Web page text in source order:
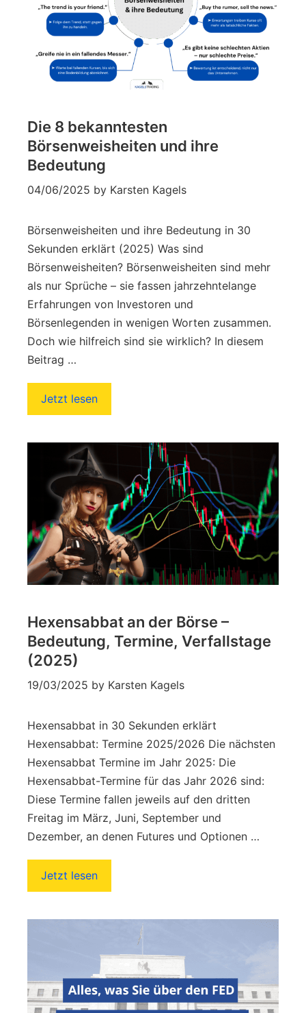
Die 8 bekanntesten
Börsenweisheiten und ihre
Bedeutung
04/06/2025 by Karsten Kagels
Börsenweisheiten und ihre Bedeutung in 30
Sekunden erklärt (2025) Was sind
Börsenweisheiten? Börsenweisheiten sind mehr
als nur Sprüche – sie fassen jahrzehntelange
Erfahrungen von Investoren und
Börsenlegenden in wenigen Worten zusammen.
Doch wie hilfreich sind sie wirklich? In diesem
Beitrag …
Jetzt lesen
Hexensabbat an der Börse –
Bedeutung, Termine, Verfallstage
(2025)
19/03/2025 by Karsten Kagels
Hexensabbat in 30 Sekunden erklärt
Hexensabbat: Termine 2025/2026 Die nächsten
Hexensabbat Termine im Jahr 2025: Die
Hexensabbat-Termine für das Jahr 2026 sind:
Diese Termine fallen jeweils auf den dritten
Freitag im März, Juni, September und
Dezember, an denen Futures und Optionen …
Jetzt lesen